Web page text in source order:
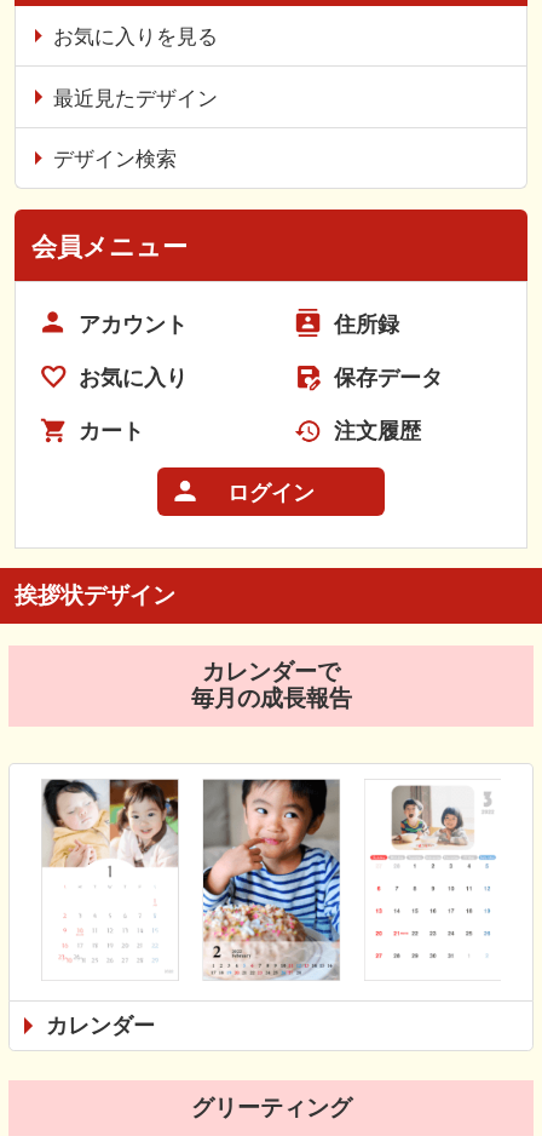
お気に入りを見る
最近見たデザイン
デザイン検索
会員メニュー
アカウント 住所録
お気に入り 保存データ
カート 注文履歴
ログイン
挨拶状デザイン
カレンダーで
毎月の成長報告
カレンダー
グリーティング